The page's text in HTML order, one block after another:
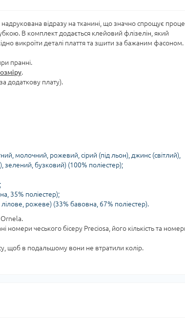
відразу на тканині, що значно спрощує
В комплект додається клейовий флізелін, який
викроїти деталі плаття та зшити за бажаним фасоном.
пранні.
.
додаткову плату).
молочний, рожевий, сірий (під льон), джинс (світлий),
зелений, бузковий) (100% поліестер);
35% поліестер);
рожеве) (33% бавовна, 67% поліестер).
Ornela.
номери чеського бісеру Preciosa, його кількість та
щоб в подальшому вони не втратили колір.